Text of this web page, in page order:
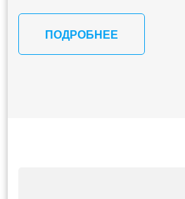
ПОДРОБНЕЕ